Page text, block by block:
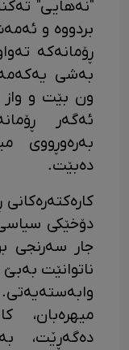
"نەهایی"
بردووە و
ڕۆمانەکە
بەشی
ون بێت و واز
ئەگەر
بەرەوڕووی
دەبێت.
دۆخێکی
جار سەرنجی
ناتوانێت
میهرەبان،
دەگەڕێت،